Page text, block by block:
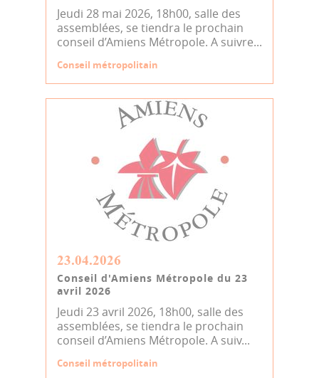
Jeudi 28 mai 2026, 18h00, salle des
assemblées, se tiendra le prochain
conseil d’Amiens Métropole. A suivre...
Conseil métropolitain
23.04.2026
Conseil d'Amiens Métropole du 23
avril 2026
Jeudi 23 avril 2026, 18h00, salle des
assemblées, se tiendra le prochain
conseil d’Amiens Métropole. A suiv...
Conseil métropolitain